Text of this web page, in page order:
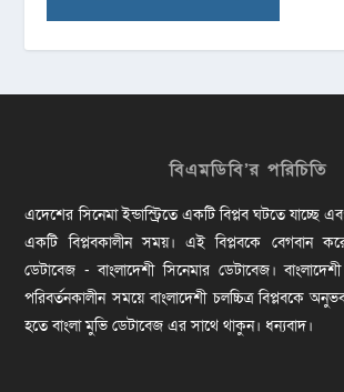
বিএমডিবি’র পরিচিতি
এদেশের সিনেমা ইন্ডাস্ট্রিতে একটি বিপ্লব ঘটতে যাচ্ছে
একটি বিপ্লবকালীন সময়। এই বিপ্লবকে বেগবান
ডেটাবেজ - বাংলাদেশী সিনেমার ডেটাবেজ।
পরিবর্তনকালীন সময়ে বাংলাদেশী চলচ্চিত্র বিপ্লবকে
হতে বাংলা মুভি ডেটাবেজ এর সাথে থাকুন। ধন্যবাদ।